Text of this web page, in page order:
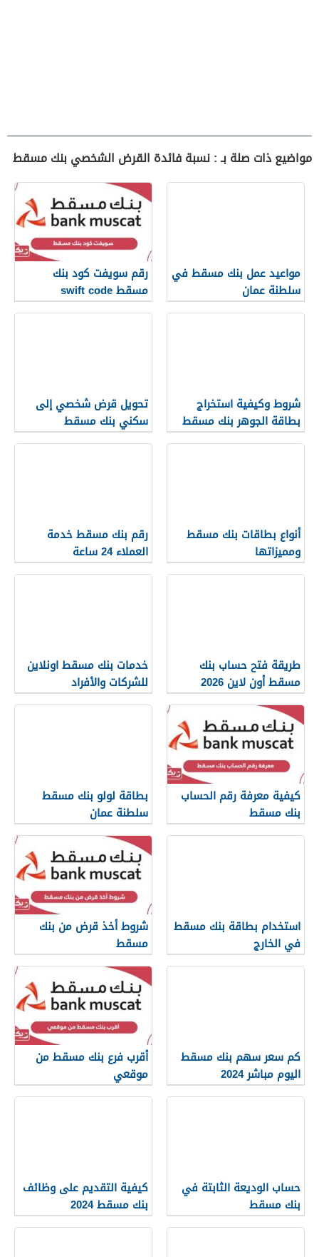
مواضيع ذات صلة بـ : نسبة فائدة القرض الشخصي بنك مسقط
مواعيد عمل بنك مسقط في
سلطنة عمان
رقم سويفت كود بنك
مسقط swift code
شروط وكيفية استخراج
بطاقة الجوهر بنك مسقط
تحويل قرض شخصي إلى
سكني بنك مسقط
أنواع بطاقات بنك مسقط
ومميزاتها
رقم بنك مسقط خدمة
العملاء 24 ساعة
طريقة فتح حساب بنك
مسقط أون لاين 2026
خدمات بنك مسقط اونلاين
للشركات والأفراد
كيفية معرفة رقم الحساب
بنك مسقط
بطاقة لولو بنك مسقط
سلطنة عمان
استخدام بطاقة بنك مسقط
في الخارج
شروط أخذ قرض من بنك
مسقط
كم سعر سهم بنك مسقط
اليوم مباشر 2024
أقرب فرع بنك مسقط من
موقعي
حساب الوديعة الثابتة في
بنك مسقط
كيفية التقديم على وظائف
بنك مسقط 2024